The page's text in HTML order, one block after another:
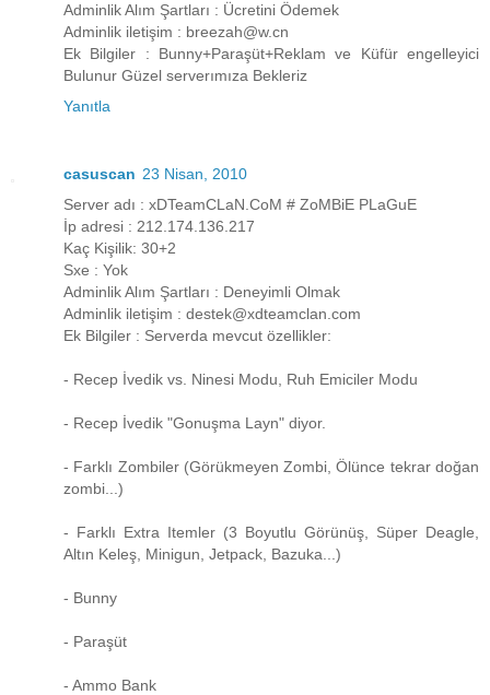
Adminlik Alım Şartları : Ücretini Ödemek
Adminlik iletişim : breezah@w.cn
Ek Bilgiler : Bunny+Paraşüt+Reklam ve Küfür engelleyici
Bulunur Güzel serverımıza Bekleriz
Yanıtla
casuscan 23 Nisan, 2010
Server adı : xDTeamCLaN.CoM # ZoMBiE PLaGuE
İp adresi : 212.174.136.217
Kaç Kişilik: 30+2
Sxe : Yok
Adminlik Alım Şartları : Deneyimli Olmak
Adminlik iletişim : destek@xdteamclan.com
Ek Bilgiler : Serverda mevcut özellikler:
- Recep İvedik vs. Ninesi Modu, Ruh Emiciler Modu
- Recep İvedik "Gonuşma Layn" diyor.
- Farklı Zombiler (Görükmeyen Zombi, Ölünce tekrar doğan
zombi...)
- Farklı Extra Itemler (3 Boyutlu Görünüş, Süper Deagle,
Altın Keleş, Minigun, Jetpack, Bazuka...)
- Bunny
- Paraşüt
- Ammo Bank